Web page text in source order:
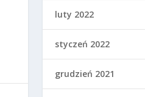
luty 2022
styczeń 2022
grudzień 2021